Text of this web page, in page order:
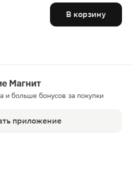
В корзину
Магнит
и больше бонусов за покупки
приложение